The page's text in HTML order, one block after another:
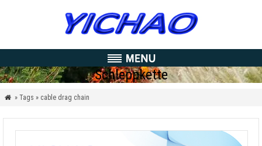
Schleppkette
 » Tags » cable drag chain